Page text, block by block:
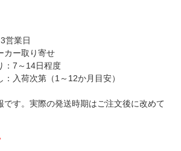
営業日
カー取り寄せ
7～14日程度
入荷次第（1～12か月目安）
す。実際の発送時期はご注文後に改めて